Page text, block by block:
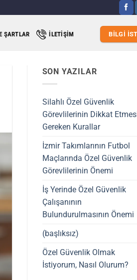
ŞARTLAR İLETIŞIM BILGI
SON YAZILAR
Silahlı Özel Güvenlik
Görevlilerinin Dikkat
Gereken Kurallar
İzmir Takımlarının Futbol
Maçlarında Özel Güvenlik
Görevlilerinin Önemi
İş Yerinde Özel Güvenlik
Çalışanının
Bulundurulmasının Önemi
(başlıksız)
Özel Güvenlik Olmak
İstiyorum, Nasıl Olurum?